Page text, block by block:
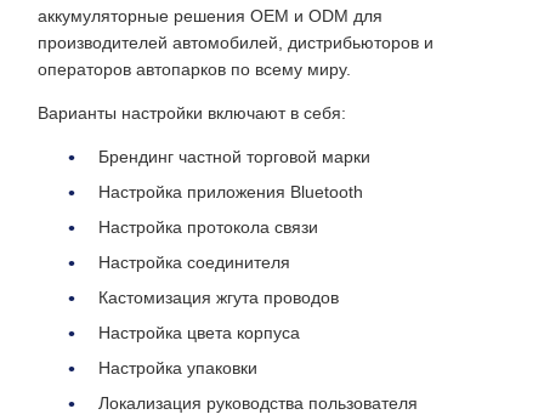
аккумуляторные решения OEM и ODM для
производителей автомобилей, дистрибьюторов и
операторов автопарков по всему миру.
Варианты настройки включают в себя:
Брендинг частной торговой марки
Настройка приложения Bluetooth
Настройка протокола связи
Настройка соединителя
Кастомизация жгута проводов
Настройка цвета корпуса
Настройка упаковки
Локализация руководства пользователя